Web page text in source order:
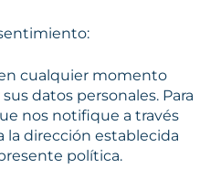
cualquier momento
datos personales. Para
nos notifique a través
la dirección establecida
política.